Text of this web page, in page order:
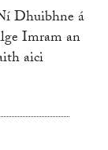
Dhuibhne á
Imram an
aici